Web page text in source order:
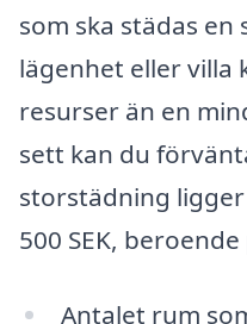
som ska städas
lägenhet eller villa
resurser än en
sett kan du
storstädning
500 SEK,
Antalet rum